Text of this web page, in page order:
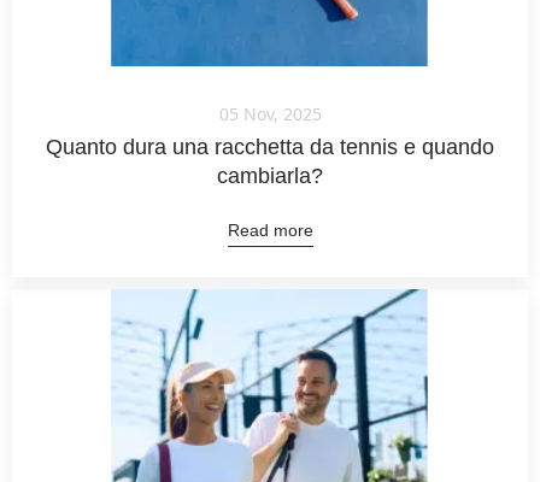
05 Nov, 2025
Quanto dura una racchetta da tennis e quando
cambiarla?
Read more